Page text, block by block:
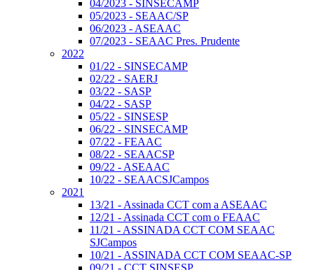
04/2023 - SINSECAMP
05/2023 - SEAAC/SP
06/2023 - ASEAAC
07/2023 - SEAAC Pres. Prudente
2022
01/22 - SINSECAMP
02/22 - SAERJ
03/22 - SASP
04/22 - SASP
05/22 - SINSESP
06/22 - SINSECAMP
07/22 - FEAAC
08/22 - SEAACSP
09/22 - ASEAAC
10/22 - SEAACSJCampos
2021
13/21 - Assinada CCT com a ASEAAC
12/21 - Assinada CCT com o FEAAC
11/21 - ASSINADA CCT COM SEAAC
SJCampos
10/21 - ASSINADA CCT COM SEAAC-SP
09/21 - CCT SINSESP